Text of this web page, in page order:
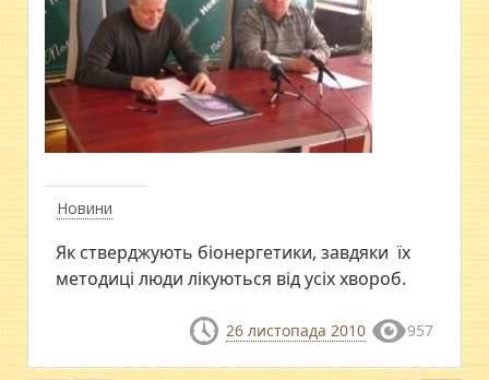
Новини
Як стверджують біонергетики, завдяки їх
методиці люди лікуються від усіх хвороб.
26 листопада 2010 957